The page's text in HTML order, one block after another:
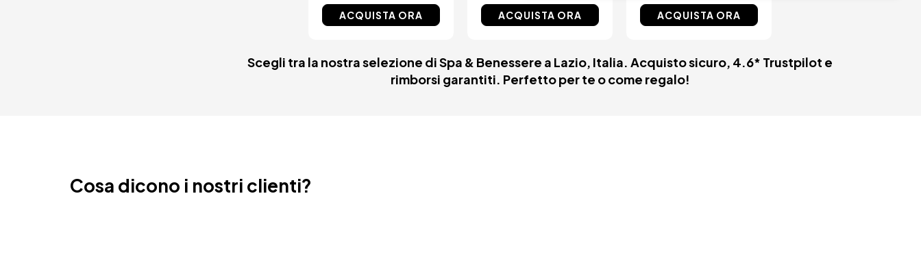
ACQUISTA ORA ACQUISTA ORA ACQUISTA ORA
Scegli tra la nostra selezione di Spa & Benessere a Lazio, Italia. Acquisto sicuro, 4.6* Trustpilot e
rimborsi garantiti. Perfetto per te o come regalo!
Cosa dicono i nostri clienti?